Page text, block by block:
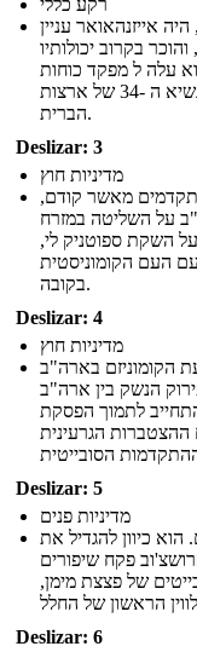
באוקטובר, 1890. בצעירותו, היה אייזנהאואר עניין
בקרוב יכולותיו
עלה ל מפקד כוחות
בעלות הברית, ומאוחר יותר בשנת 1952 נבחר לנשיא ה -34 של ארצות
הברית.
Deslizar: 3
מדיניות חוץ
מתקדמים מאשר קודם,
על השליטה במזרח
השקת ספוטניק לי,
העם הקומוניסטית
בקובה.
Deslizar: 4
מדיניות חוץ
הקומוניזם בארה"ב
הנשק בין ארה"ב
התחייב לתמוך הפסקת
ההצטברות הגרעינית
Deslizar: 5
מדיניות פנים
הוא כיוון להגדיל את
פקח שיפורים
של פצצת מימן,
Deslizar: 6